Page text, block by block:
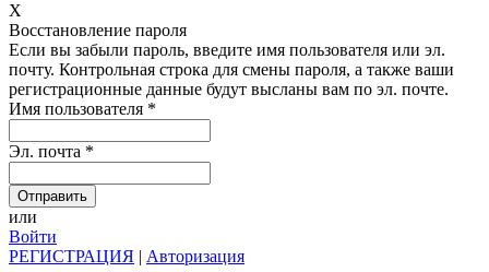
X
Восстановление пароля
Если вы забыли пароль, введите имя пользователя или эл.
почту. Контрольная строка для смены пароля, а также ваши
регистрационные данные будут высланы вам по эл. почте.
Имя пользователя *
Эл. почта *
или
Войти
РЕГИСТРАЦИЯ | Авторизация